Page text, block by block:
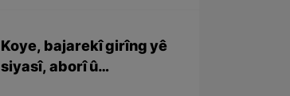
Koye, bajarekî girîng yê
siyasî, aborî û